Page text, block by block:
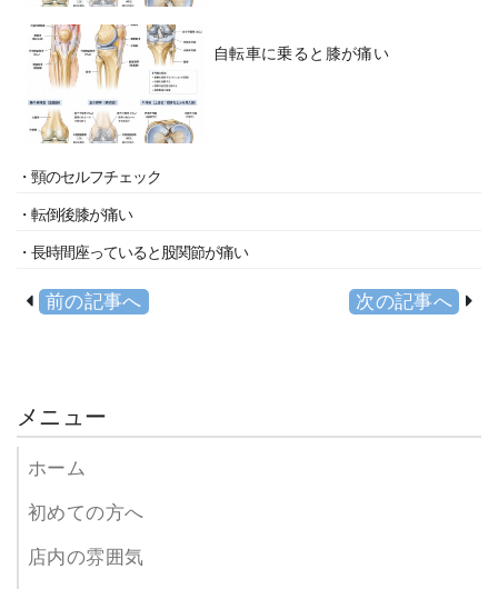
自転車に乗ると膝が痛い
・頸のセルフチェック
・転倒後膝が痛い
・長時間座っていると股関節が痛い
前の記事へ 次の記事へ
メニュー
ホーム
初めての方へ
店内の雰囲気